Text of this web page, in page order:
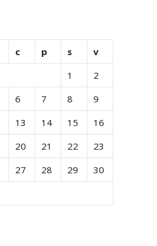
c p s
v
1
2
6 7 8
9
13 14 15
16
20 21 22
23
27 28 29
30